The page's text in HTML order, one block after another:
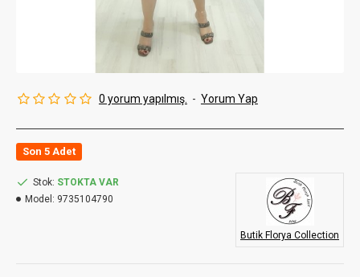
0 yorum yapılmış. - Yorum Yap
Son 5 Adet
Stok: STOKTA VAR
Model: 9735104790
Butik Florya Collection